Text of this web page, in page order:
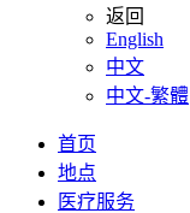
返回
English
中文
中文-繁體
首页
地点
医疗服务